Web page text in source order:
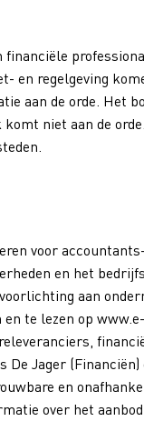
en regelgeving
aan de orde. Het
niet aan de
voor
en het
aan
te lezen op
De Jager
en
over het